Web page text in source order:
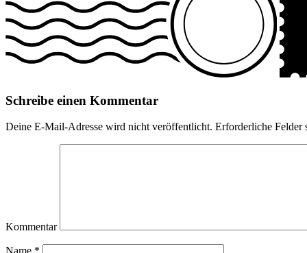
Schreibe einen Kommentar
Deine E-Mail-Adresse wird nicht veröffentlicht. Erforderliche Felder
Kommentar